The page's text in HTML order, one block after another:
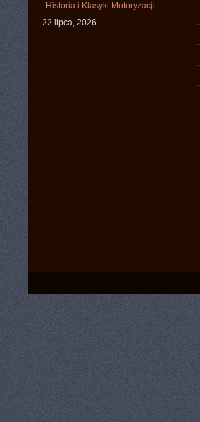
Historia i Klasyki Motoryzacji
22 lipca, 2026